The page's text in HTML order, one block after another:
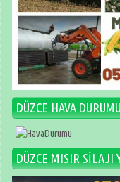
DÜZCE HAVA DURUMU
DÜZCE MISIR SİLAJI